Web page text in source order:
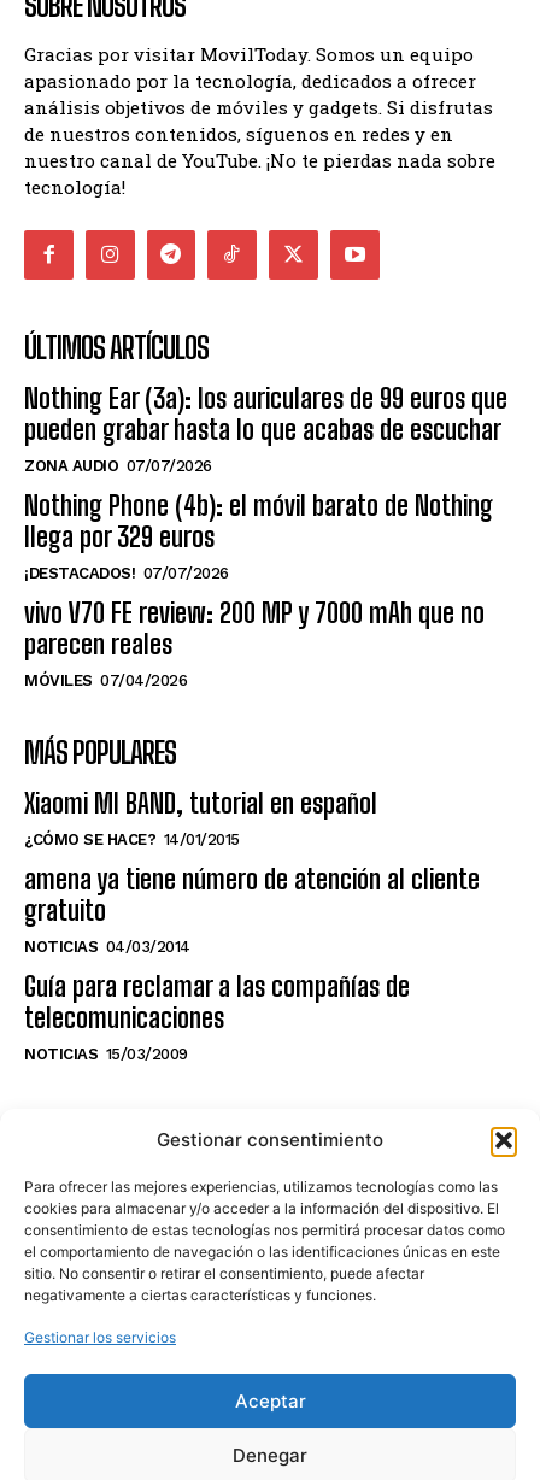
Gestionar consentimiento
Para ofrecer las mejores experiencias, utilizamos tecnologías como las
cookies para almacenar y/o acceder a la información del dispositivo. El
consentimiento de estas tecnologías nos permitirá procesar datos como
el comportamiento de navegación o las identificaciones únicas en este
sitio. No consentir o retirar el consentimiento, puede afectar
negativamente a ciertas características y funciones.
Gestionar los servicios
Aceptar
Denegar
Gracias por visitar MovilToday. Somos un equipo
apasionado por la tecnología, dedicados a ofrecer
análisis objetivos de móviles y gadgets. Si disfrutas
de nuestros contenidos, síguenos en redes y en
nuestro canal de YouTube. ¡No te pierdas nada sobre
tecnología!
ÚLTIMOS ARTÍCULOS
Nothing Ear (3a): los auriculares de 99 euros que
pueden grabar hasta lo que acabas de escuchar
ZONA AUDIO 07/07/2026
Nothing Phone (4b): el móvil barato de Nothing
llega por 329 euros
¡DESTACADOS! 07/07/2026
vivo V70 FE review: 200 MP y 7000 mAh que no
parecen reales
MÓVILES 07/04/2026
MÁS POPULARES
Xiaomi MI BAND, tutorial en español
¿CÓMO SE HACE? 14/01/2015
amena ya tiene número de atención al cliente
gratuito
NOTICIAS 04/03/2014
Guía para reclamar a las compañías de
telecomunicaciones
NOTICIAS 15/03/2009
NO TE PIERDAS LO ÚLTIMO DEL CANAL
Haz clic en «Estoy de acuerdo» para
activar Youtube
POLÍTICA DE COOKIES